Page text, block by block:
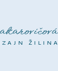
ŽILINA